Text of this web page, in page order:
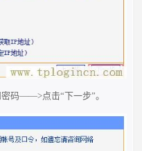
码——>点击“下一步”。